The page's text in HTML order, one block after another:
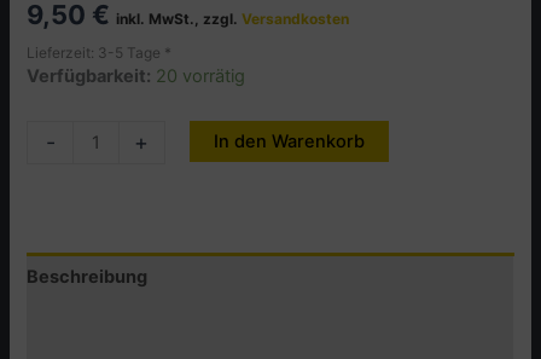
9,50 € inkl. MwSt., zzgl.Versandkosten
Lieferzeit: 3-5 Tage *
Verfügbarkeit: 20 vorrätig
- + In den Warenkorb
Beschreibung